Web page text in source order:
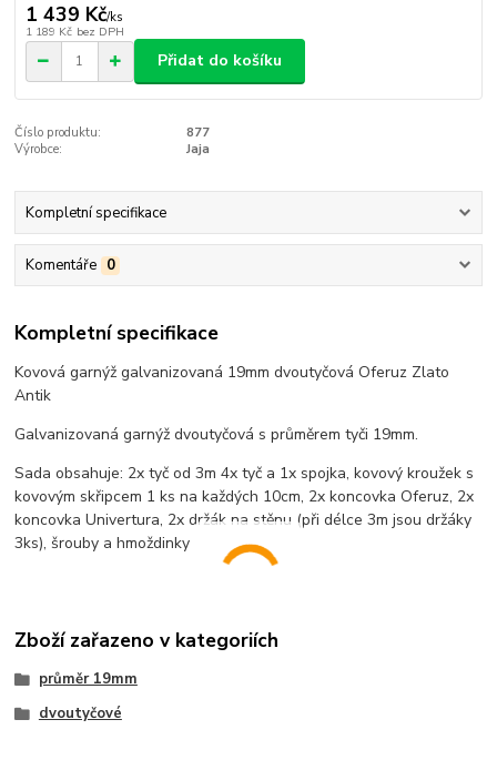
1 439 Kč/ks
1 189 Kč bez DPH
Přidat do košíku
Číslo produktu:
877
Výrobce:
Jaja
Kompletní specifikace
Komentáře 0
Kompletní specifikace
Kovová garnýž galvanizovaná 19mm dvoutyčová Oferuz Zlato
Antik
Galvanizovaná garnýž dvoutyčová s průměrem tyči 19mm.
Sada obsahuje: 2x tyč od 3m 4x tyč a 1x spojka, kovový kroužek s
kovovým skřipcem 1 ks na každých 10cm, 2x koncovka Oferuz, 2x
koncovka Univertura, 2x držák na stěnu (při délce 3m jsou držáky
3ks), šrouby a hmoždinky
Zboží zařazeno v kategoriích
průměr 19mm
dvoutyčové